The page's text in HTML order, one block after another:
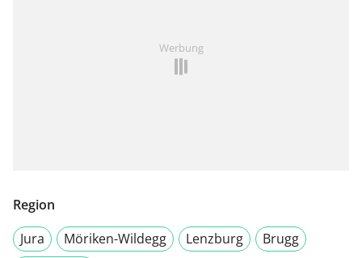
Werbung
Region
Jura
Möriken-Wildegg Lenzburg
Brugg